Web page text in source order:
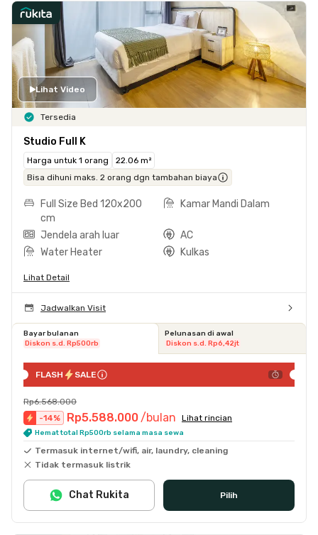
Lihat Video
Tersedia
Studio Full K
Harga untuk 1 orang
22.06 m²
Bisa dihuni maks. 2 orang dgn tambahan biaya
Full Size Bed 120x200
cm
Kamar Mandi Dalam
Jendela arah luar
AC
Water Heater
Kulkas
Lihat Detail
Jadwalkan Visit
Bayar bulanan
Diskon s.d. Rp500rb
Pelunasan di awal
Diskon s.d. Rp6,42jt
FLASH SALE
Rp6.568.000
-14% Rp5.588.000 /bulan Lihat rincian
Hemat total Rp500rb selama masa sewa
Termasuk internet/wifi, air, laundry, cleaning
Tidak termasuk listrik
Pilih
Chat Rukita